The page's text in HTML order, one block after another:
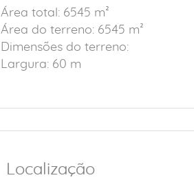
Área total: 6545 m²
Área do terreno: 6545 m²
Dimensões do terreno:
Largura: 60 m
Localização